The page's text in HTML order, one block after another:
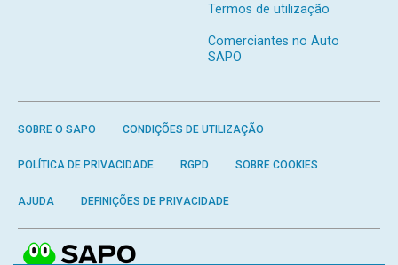
Termos de utilização
Comerciantes no Auto
SAPO
SOBRE O SAPO CONDIÇÕES DE UTILIZAÇÃO
POLÍTICA DE PRIVACIDADE RGPD SOBRE COOKIES
AJUDA DEFINIÇÕES DE PRIVACIDADE